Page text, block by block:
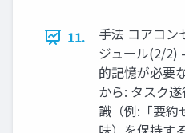
11.
手法 コアコ
ジュール(2/2)
的記憶が必要
から: タスク
識（例:「要約